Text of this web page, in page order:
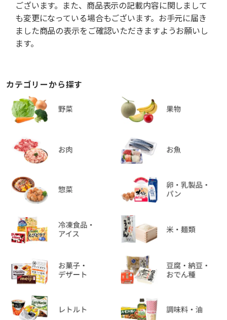
ございます。また、商品表示の記載内容に関しまして
も変更になっている場合もございます。お手元に届き
ました商品の表示をご確認いただきますようお願いし
ます。
カテゴリーから探す